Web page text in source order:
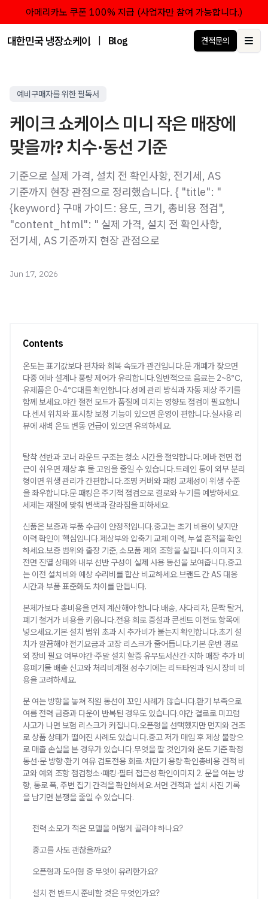
아메리카노 쿠폰 100% 지급 (사업자만 참여 가능합니다.)
대한민국 냉장쇼케이스 점유율 1위 브랜드 한성쇼케이스
Blog 견적문의
예비구매자를 위한 필독서
케이크 쇼케이스 미니 작은 매장에
맞을까? 치수·동선 기준
기준으로 실제 가격, 설치 전 확인사항, 전기세, AS
기준까지 현장 관점으로 정리했습니다. { "title": "
{keyword} 구매 가이드: 용도, 크기, 총비용 점검",
"content_html": " 실제 가격, 설치 전 확인사항,
전기세, AS 기준까지 현장 관점으로
Jun 17, 2026
Contents
온도는 표기값보다 편차와 회복 속도가 관건입니다.문 개폐가 잦으면
다중 에바 설계나 풍량 제어가 유리합니다.일반적으로 음료는 2~8℃,
유제품은 0~4℃대를 확인합니다.성에 관리 방식과 자동 제상 주기를
함께 보세요.야간 절전 모드가 품질에 미치는 영향도 점검이 필요합니
다.센서 위치와 표시창 보정 기능이 있으면 운영이 편합니다.실사용 리
뷰에 새벽 온도 변동 언급이 있으면 유의하세요.
탈착 선반과 코너 라운드 구조는 청소 시간을 절약합니다.에바 전면 접
근이 쉬우면 제상 후 물 고임을 줄일 수 있습니다.드레인 통이 외부 분리
형이면 위생 관리가 간편합니다.조명 커버와 패킹 교체성이 위생 수준
을 좌우합니다.문 패킹은 주기적 점검으로 결로와 누기를 예방하세요.
세제는 재질에 맞춰 변색과 갈라짐을 피하세요.
신품은 보증과 부품 수급이 안정적입니다.중고는 초기 비용이 낮지만
이력 확인이 핵심입니다.제상부와 압축기 교체 이력, 누설 흔적을 확인
하세요.보증 범위와 출장 기준, 소모품 제외 조항을 살핍니다.이미지 3.
전면 진열 상태와 내부 선반 구성이 실제 사용 동선을 보여줍니다.중고
는 이전 설치비와 예상 수리비를 합산 비교하세요.브랜드 간 AS 대응
시간과 부품 표준화도 차이를 만듭니다.
본체가보다 총비용을 먼저 계산해야 합니다.배송, 사다리차, 문짝 탈거,
폐기 철거가 비용을 키웁니다.전용 회로 증설과 콘센트 이전도 항목에
넣으세요.기본 설치 범위 초과 시 추가비가 붙는지 확인합니다.초기 설
치가 깔끔해야 전기요금과 고장 리스크가 줄어듭니다.기본 운반 경로
외 장비 필요 여부야간·주말 설치 할증 유무도서산간·지하 매장 추가 비
용폐기물 배출 신고와 처리비계절 성수기에는 리드타임과 임시 장비 비
용을 고려하세요.
문 여는 방향을 놓쳐 직원 동선이 꼬인 사례가 많습니다.환기 부족으로
여름 전력 급증과 다운이 반복된 경우도 있습니다.야간 결로로 미끄럼
사고가 나면 보험 리스크가 커집니다.오픈형을 선택했지만 먼지와 건조
로 상품 상태가 떨어진 사례도 있습니다.중고 저가 매입 후 제상 불량으
로 매출 손실을 본 경우가 있습니다.무엇을 팔 것인가와 온도 기준 확정
동선·문 방향·환기 여유 검토전용 회로·차단기 용량 확인총비용 견적 비
교와 예외 조항 점검청소·패킹·필터 접근성 확인이미지 2. 문을 여는 방
향, 통로 폭, 주변 집기 간격을 확인하세요.서면 견적과 설치 사진 기록
을 남기면 분쟁을 줄일 수 있습니다.
전력 소모가 적은 모델을 어떻게 골라야 하나요?
중고를 사도 괜찮을까요?
오픈형과 도어형 중 무엇이 유리한가요?
설치 전 반드시 준비할 것은 무엇인가요?